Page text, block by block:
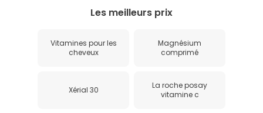
Les meilleurs prix
Vitamines pour les
cheveux
Magnésium
comprimé
Xérial 30
La roche posay
vitamine c